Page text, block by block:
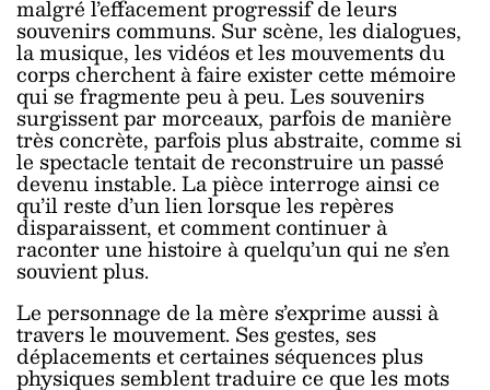
malgré l’effacement progressif de leurs
souvenirs communs. Sur scène, les dialogues,
la musique, les vidéos et les mouvements du
corps cherchent à faire exister cette mémoire
qui se fragmente peu à peu. Les souvenirs
surgissent par morceaux, parfois de manière
très concrète, parfois plus abstraite, comme si
le spectacle tentait de reconstruire un passé
devenu instable. La pièce interroge ainsi ce
qu’il reste d’un lien lorsque les repères
disparaissent, et comment continuer à
raconter une histoire à quelqu’un qui ne s’en
souvient plus.
Le personnage de la mère s’exprime aussi à
travers le mouvement. Ses gestes, ses
déplacements et certaines séquences plus
physiques semblent traduire ce que les mots